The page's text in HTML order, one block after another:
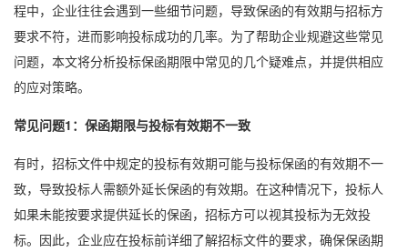
程中，企业往往会遇到一些细节问题，导致保函的有效期与招标方
要求不符，进而影响投标成功的几率。为了帮助企业规避这些常见
问题，本文将分析投标保函期限中常见的几个疑难点，并提供相应
的应对策略。
常见问题1：保函期限与投标有效期不一致
有时，招标文件中规定的投标有效期可能与投标保函的有效期不一
致，导致投标人需额外延长保函的有效期。在这种情况下，投标人
如果未能按要求提供延长的保函，招标方可以视其投标为无效投
标。因此，企业应在投标前详细了解招标文件的要求，确保保函期